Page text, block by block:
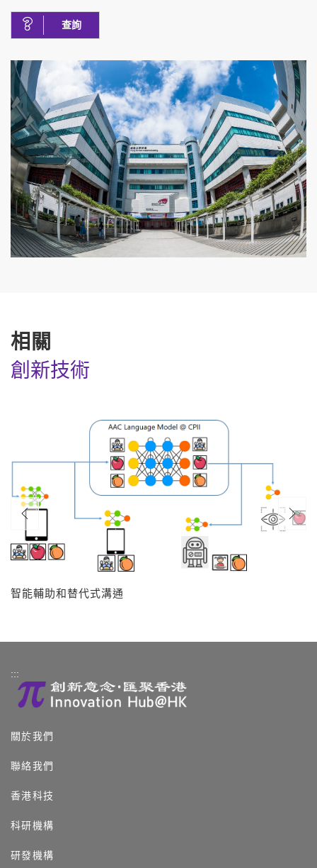
查詢
相關
創新技術
智能輔助和替代式溝通
:::
關於我們
聯絡我們
香港科技
科研機構
研發機構